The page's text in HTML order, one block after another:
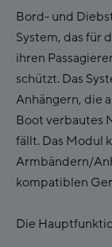
Bord- und
System, das für
ihren
schützt. Das
Anhängern, die
Boot verbautes
fällt. Das Modul
Armbändern/
kompatiblen
Die